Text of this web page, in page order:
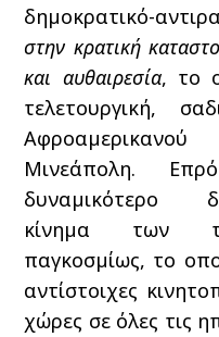
δημοκρατικό-
στην κρατική
και αυθαιρεσία, το
τελετουργική,
Μινεάπολη.
δυναμικότερο
κίνημα των
παγκοσμίως, το
αντίστοιχες
χώρες σε όλες τις